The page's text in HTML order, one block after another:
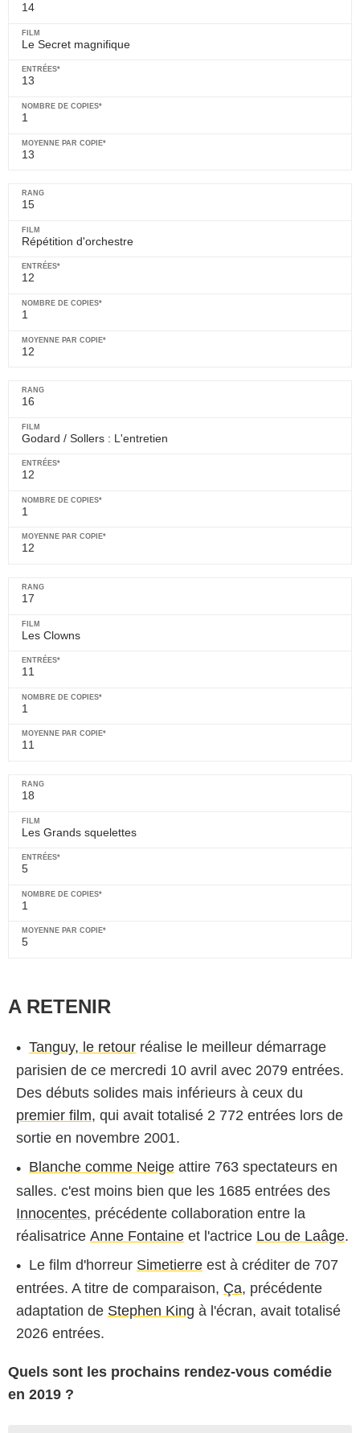
14
Le Secret magnifique
13
1
13
15
Répétition d'orchestre
12
1
12
16
Godard / Sollers : L'entretien
12
1
12
17
Les Clowns
11
1
11
18
Les Grands squelettes
5
1
5
A RETENIR
Tanguy, le retour réalise le meilleur démarrage
parisien de ce mercredi 10 avril avec 2079 entrées.
Des débuts solides mais inférieurs à ceux du
premier film, qui avait totalisé 2 772 entrées lors de
sortie en novembre 2001.
Blanche comme Neige attire 763 spectateurs en
salles. c'est moins bien que les 1685 entrées des
Innocentes, précédente collaboration entre la
réalisatrice Anne Fontaine et l'actrice Lou de Laâge.
Le film d'horreur Simetierre est à créditer de 707
entrées. A titre de comparaison, Ça, précédente
adaptation de Stephen King à l'écran, avait totalisé
2026 entrées.
Quels sont les prochains rendez-vous comédie
en 2019 ?